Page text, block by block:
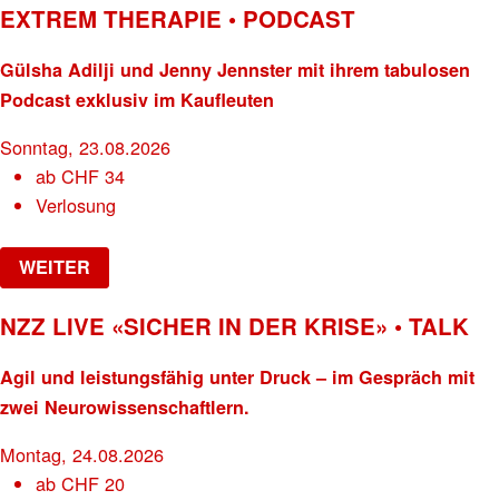
EXTREM THERAPIE • PODCAST
Gülsha Adilji und Jenny Jennster mit ihrem tabulosen
Podcast exklusiv im Kaufleuten
Sonntag, 23.08.2026
abCHF 34
Verlosung
WEITER
NZZ LIVE «SICHER IN DER KRISE» • TALK
Agil und leistungsfähig unter Druck – im Gespräch mit
zwei Neurowissenschaftlern.
Montag, 24.08.2026
abCHF 20